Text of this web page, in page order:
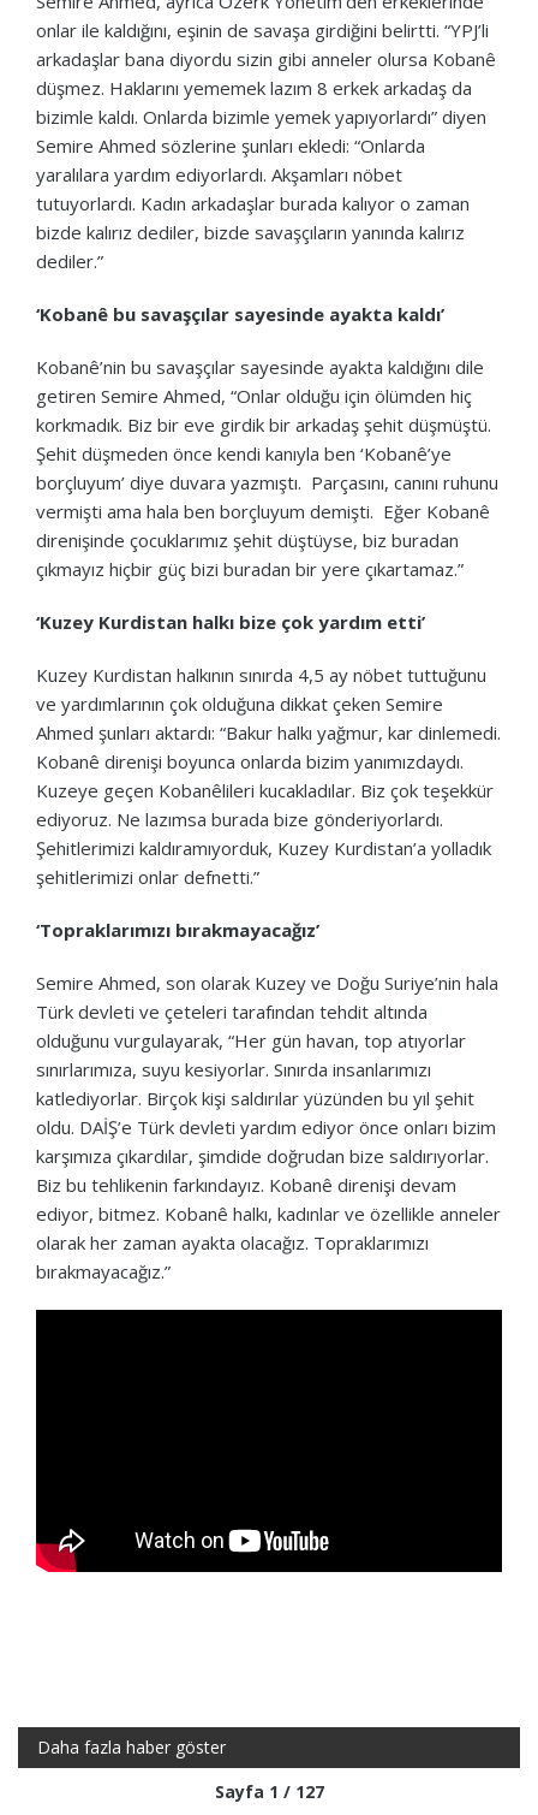
onlar ile kaldığını, eşinin de savaşa girdiğini belirtti. “YPJ’li
arkadaşlar bana diyordu sizin gibi anneler olursa Kobanê
düşmez. Haklarını yememek lazım 8 erkek arkadaş da
bizimle kaldı. Onlarda bizimle yemek yapıyorlardı” diyen
Semire Ahmed sözlerine şunları ekledi: “Onlarda
yaralılara yardım ediyorlardı. Akşamları nöbet
tutuyorlardı. Kadın arkadaşlar burada kalıyor o zaman
bizde kalırız dediler, bizde savaşçıların yanında kalırız
dediler.”
‘Kobanê bu savaşçılar sayesinde ayakta kaldı’
Kobanê’nin bu savaşçılar sayesinde ayakta kaldığını dile
getiren Semire Ahmed, “Onlar olduğu için ölümden hiç
korkmadık. Biz bir eve girdik bir arkadaş şehit düşmüştü.
Şehit düşmeden önce kendi kanıyla ben ‘Kobanê’ye
borçluyum’ diye duvara yazmıştı. Parçasını, canını ruhunu
vermişti ama hala ben borçluyum demişti. Eğer Kobanê
direnişinde çocuklarımız şehit düştüyse, biz buradan
çıkmayız hiçbir güç bizi buradan bir yere çıkartamaz.”
‘Kuzey Kurdistan halkı bize çok yardım etti’
Kuzey Kurdistan halkının sınırda 4,5 ay nöbet tuttuğunu
ve yardımlarının çok olduğuna dikkat çeken Semire
Ahmed şunları aktardı: “Bakur halkı yağmur, kar dinlemedi.
Kobanê direnişi boyunca onlarda bizim yanımızdaydı.
Kuzeye geçen Kobanêlileri kucakladılar. Biz çok teşekkür
ediyoruz. Ne lazımsa burada bize gönderiyorlardı.
Şehitlerimizi kaldıramıyorduk, Kuzey Kurdistan’a yolladık
şehitlerimizi onlar defnetti.”
‘Topraklarımızı bırakmayacağız’
Semire Ahmed, son olarak Kuzey ve Doğu Suriye’nin hala
Türk devleti ve çeteleri tarafından tehdit altında
olduğunu vurgulayarak, “Her gün havan, top atıyorlar
sınırlarımıza, suyu kesiyorlar. Sınırda insanlarımızı
katlediyorlar. Birçok kişi saldırılar yüzünden bu yıl şehit
oldu. DAİŞ’e Türk devleti yardım ediyor önce onları bizim
karşımıza çıkardılar, şimdide doğrudan bize saldırıyorlar.
Biz bu tehlikenin farkındayız. Kobanê direnişi devam
ediyor, bitmez. Kobanê halkı, kadınlar ve özellikle anneler
olarak her zaman ayakta olacağız. Topraklarımızı
bırakmayacağız.”
Daha fazla haber göster
Sayfa 1 / 127